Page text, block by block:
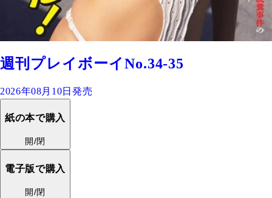
週刊プレイボーイNo.34-35
2026年08月10日発売
紙の本で購入
開/閉
電子版で購入
開/閉